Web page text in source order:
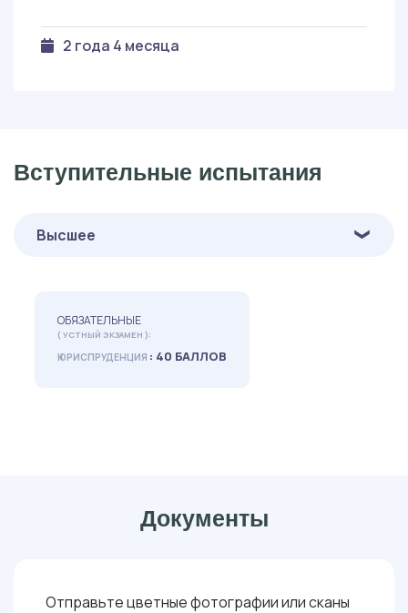
2 года 4 месяца
Вступительные испытания
Высшее
ОБЯЗАТЕЛЬНЫЕ
( УСТНЫЙ ЭКЗАМЕН ):
ЮРИСПРУДЕНЦИЯ : 40 БАЛЛОВ
Документы
Отправьте цветные фотографии или сканы